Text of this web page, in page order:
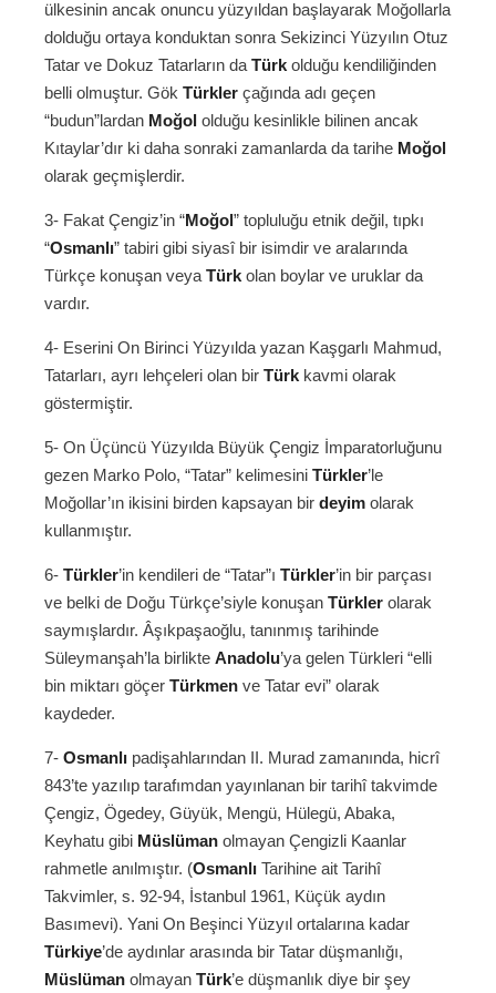
ülkesinin ancak onuncu yüzyıldan başlayarak Moğollarla
dolduğu ortaya konduktan sonra Sekizinci Yüzyılın Otuz
Tatar ve Dokuz Tatarların da Türk olduğu kendiliğinden
belli olmuştur. Gök Türkler çağında adı geçen
“budun”lardan Moğol olduğu kesinlikle bilinen ancak
Kıtaylar’dır ki daha sonraki zamanlarda da tarihe Moğol
olarak geçmişlerdir.
3- Fakat Çengiz’in “Moğol” topluluğu etnik değil, tıpkı
“Osmanlı” tabiri gibi siyasî bir isimdir ve aralarında
Türkçe konuşan veya Türk olan boylar ve uruklar da
vardır.
4- Eserini On Birinci Yüzyılda yazan Kaşgarlı Mahmud,
Tatarları, ayrı lehçeleri olan bir Türk kavmi olarak
göstermiştir.
5- On Üçüncü Yüzyılda Büyük Çengiz İmparatorluğunu
gezen Marko Polo, “Tatar” kelimesini Türkler’le
Moğollar’ın ikisini birden kapsayan bir deyim olarak
kullanmıştır.
6- Türkler’in kendileri de “Tatar”ı Türkler’in bir parçası
ve belki de Doğu Türkçe’siyle konuşan Türkler olarak
saymışlardır. Âşıkpaşaoğlu, tanınmış tarihinde
Süleymanşah’la birlikte Anadolu’ya gelen Türkleri “elli
bin miktarı göçer Türkmen ve Tatar evi” olarak
kaydeder.
7- Osmanlı padişahlarından II. Murad zamanında, hicrî
843’te yazılıp tarafımdan yayınlanan bir tarihî takvimde
Çengiz, Ögedey, Güyük, Mengü, Hülegü, Abaka,
Keyhatu gibi Müslüman olmayan Çengizli Kaanlar
rahmetle anılmıştır. (Osmanlı Tarihine ait Tarihî
Takvimler, s. 92-94, İstanbul 1961, Küçük aydın
Basımevi). Yani On Beşinci Yüzyıl ortalarına kadar
Türkiye’de aydınlar arasında bir Tatar düşmanlığı,
Müslüman olmayan Türk’e düşmanlık diye bir şey